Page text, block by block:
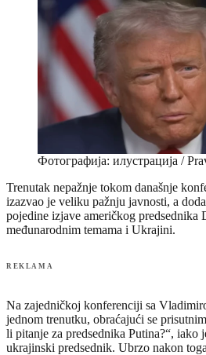
Фотографија: илустрација /
Trenutak nepažnje tokom današnje
izazvao je veliku pažnju javnosti, a
pojedine izjave američkog predsednika
međunarodnim temama i Ukrajini.
REKLAMA
Na zajedničkoj konferenciji sa
jednom trenutku, obraćajući se
li pitanje za predsednika Putina?“, iako
ukrajinski predsednik. Ubrzo nakon